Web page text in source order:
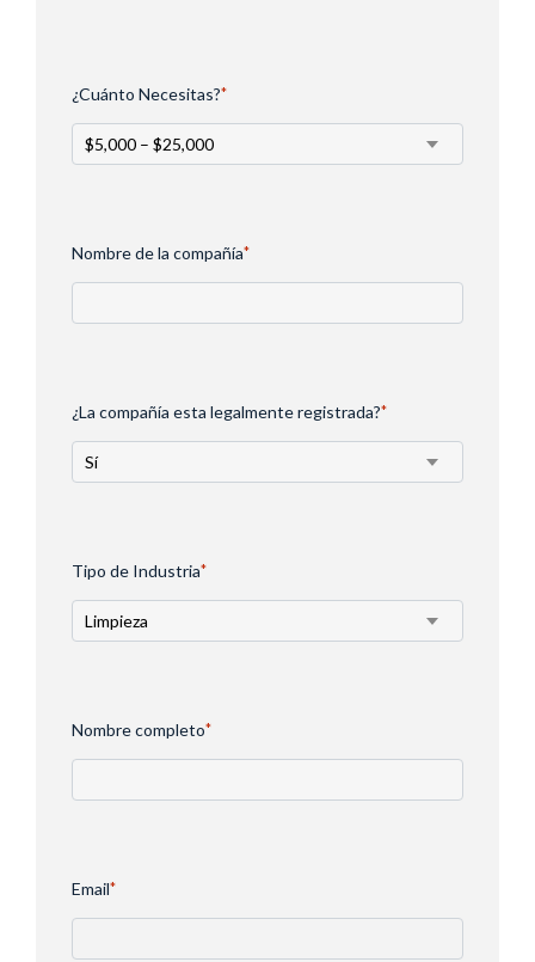
¿Cuánto Necesitas?*
Nombre de la compañía*
¿La compañía esta legalmente registrada?*
Tipo de Industria*
Nombre completo*
Email*